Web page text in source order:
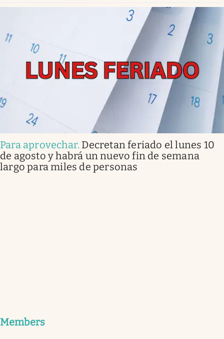
Para aprovechar. Decretan feriado el lunes 10
de agosto y habrá un nuevo fin de semana
largo para miles de personas
Members